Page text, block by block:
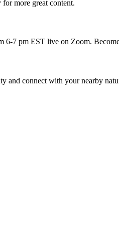
more great content.
7 pm EST live on Zoom.
and connect with your nearby